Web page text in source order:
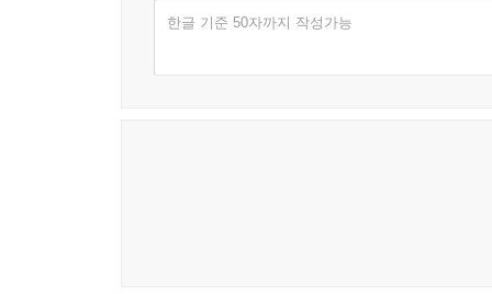
한글 기준 50자까지 작성가능